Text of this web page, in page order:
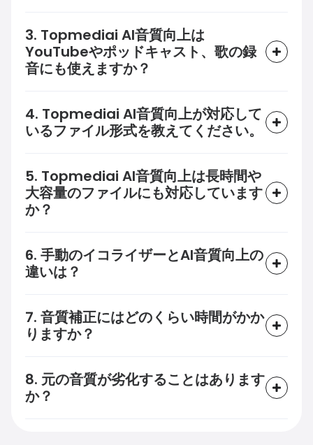
3. Topmediai AI音質向上は
YouTubeやポッドキャスト、歌の録
音にも使えますか？
4. Topmediai AI音質向上が対応して
いるファイル形式を教えてください。
5. Topmediai AI音質向上は長時間や
大容量のファイルにも対応しています
か？
6. 手動のイコライザーとAI音質向上の
違いは？
7. 音質補正にはどのくらい時間がかか
りますか？
8. 元の音質が劣化することはあります
か？